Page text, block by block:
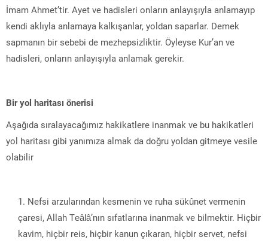
İmam Ahmet’tir. Ayet ve hadisleri onların anlayışıyla anlamayıp
kendi aklıyla anlamaya kalkışanlar, yoldan saparlar. Demek
sapmanın bir sebebi de mezhepsizliktir. Öyleyse Kur’an ve
hadisleri, onların anlayışıyla anlamak gerekir.
Bir yol haritası önerisi
Aşağıda sıralayacağımız hakikatlere inanmak ve bu hakikatleri
yol haritası gibi yanımıza almak da doğru yoldan gitmeye vesile
olabilir
Nefsi arzularından kesmenin ve ruha sükûnet vermenin
çaresi, Allah Teâlâ’nın sıfatlarına inanmak ve bilmektir. Hiçbir
kavim, hiçbir reis, hiçbir kanun çıkaran, hiçbir servet, nefsi